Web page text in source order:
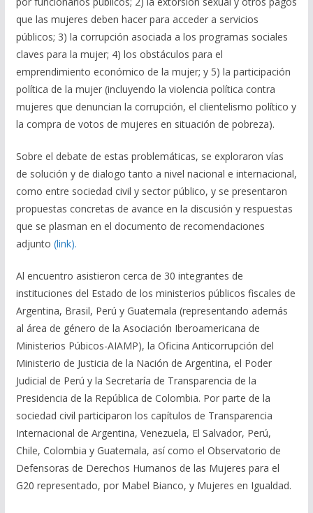
que las mujeres deben hacer para acceder a servicios
públicos; 3) la corrupción asociada a los programas sociales
claves para la mujer; 4) los obstáculos para el
emprendimiento económico de la mujer; y 5) la participación
política de la mujer (incluyendo la violencia política contra
mujeres que denuncian la corrupción, el clientelismo político y
la compra de votos de mujeres en situación de pobreza).
Sobre el debate de estas problemáticas, se exploraron vías
de solución y de dialogo tanto a nivel nacional e internacional,
como entre sociedad civil y sector público, y se presentaron
propuestas concretas de avance en la discusión y respuestas
que se plasman en el documento de recomendaciones
adjunto (link).
Al encuentro asistieron cerca de 30 integrantes de
instituciones del Estado de los ministerios públicos fiscales de
Argentina, Brasil, Perú y Guatemala (representando además
al área de género de la Asociación Iberoamericana de
Ministerios Púbicos-AIAMP), la Oficina Anticorrupción del
Ministerio de Justicia de la Nación de Argentina, el Poder
Judicial de Perú y la Secretaría de Transparencia de la
Presidencia de la República de Colombia. Por parte de la
sociedad civil participaron los capítulos de Transparencia
Internacional de Argentina, Venezuela, El Salvador, Perú,
Chile, Colombia y Guatemala, así como el Observatorio de
Defensoras de Derechos Humanos de las Mujeres para el
G20 representado, por Mabel Bianco, y Mujeres en Igualdad.